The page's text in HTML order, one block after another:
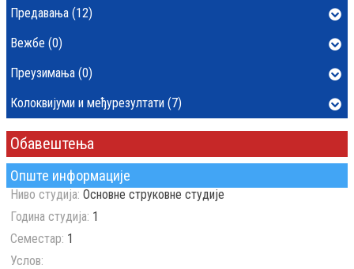
Опште информације
Ниво студија: Основне струковне студије
Година студија: 1
Семестар: 1
Услов:
Предавања (12)
Вежбе (0)
Преузимања (0)
Колоквијуми и међурезултати (7)
Обавештења